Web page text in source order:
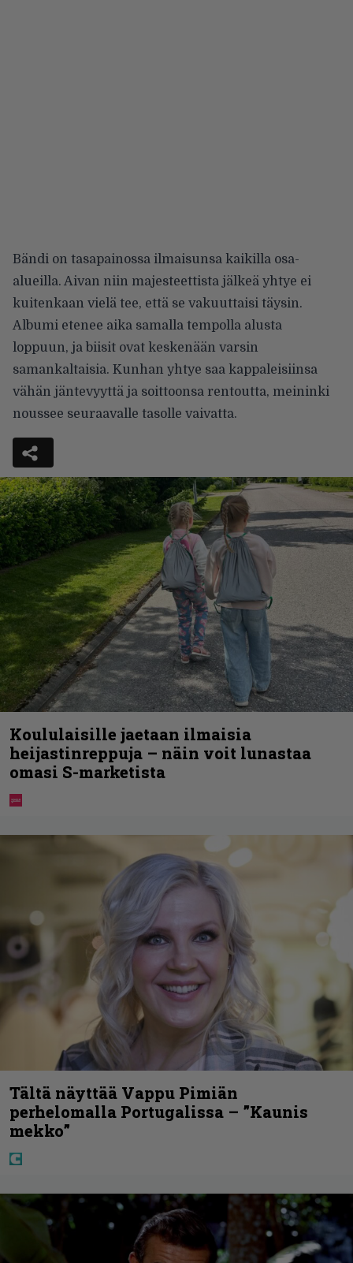
Bändi on tasapainossa ilmaisunsa kaikilla osa-
alueilla. Aivan niin majesteettista jälkeä yhtye ei
kuitenkaan vielä tee, että se vakuuttaisi täysin.
Albumi etenee aika samalla tempolla alusta
loppuun, ja biisit ovat keskenään varsin
samankaltaisia. Kunhan yhtye saa kappaleisiinsa
vähän jäntevyyttä ja soittoonsa rentoutta, meininki
noussee seuraavalle tasolle vaivatta.
Koululaisille jaetaan ilmaisia
heijastinreppuja – näin voit lunastaa
omasi S-marketista
Tältä näyttää Vappu Pimiän
perhelomalla Portugalissa – ”Kaunis
mekko”